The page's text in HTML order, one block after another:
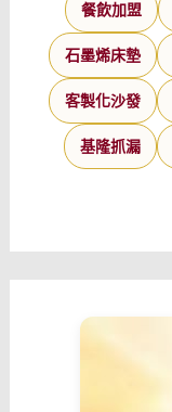
餐飲加盟
石墨烯床墊
客製化沙發
基隆抓漏